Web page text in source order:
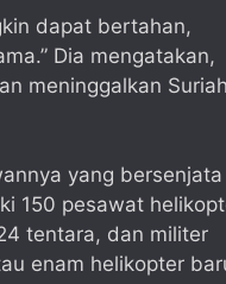
dapat bertahan,
Dia mengatakan,
meninggalkan
yang bersenjata
150 pesawat
tentara, dan militer
enam helikopter